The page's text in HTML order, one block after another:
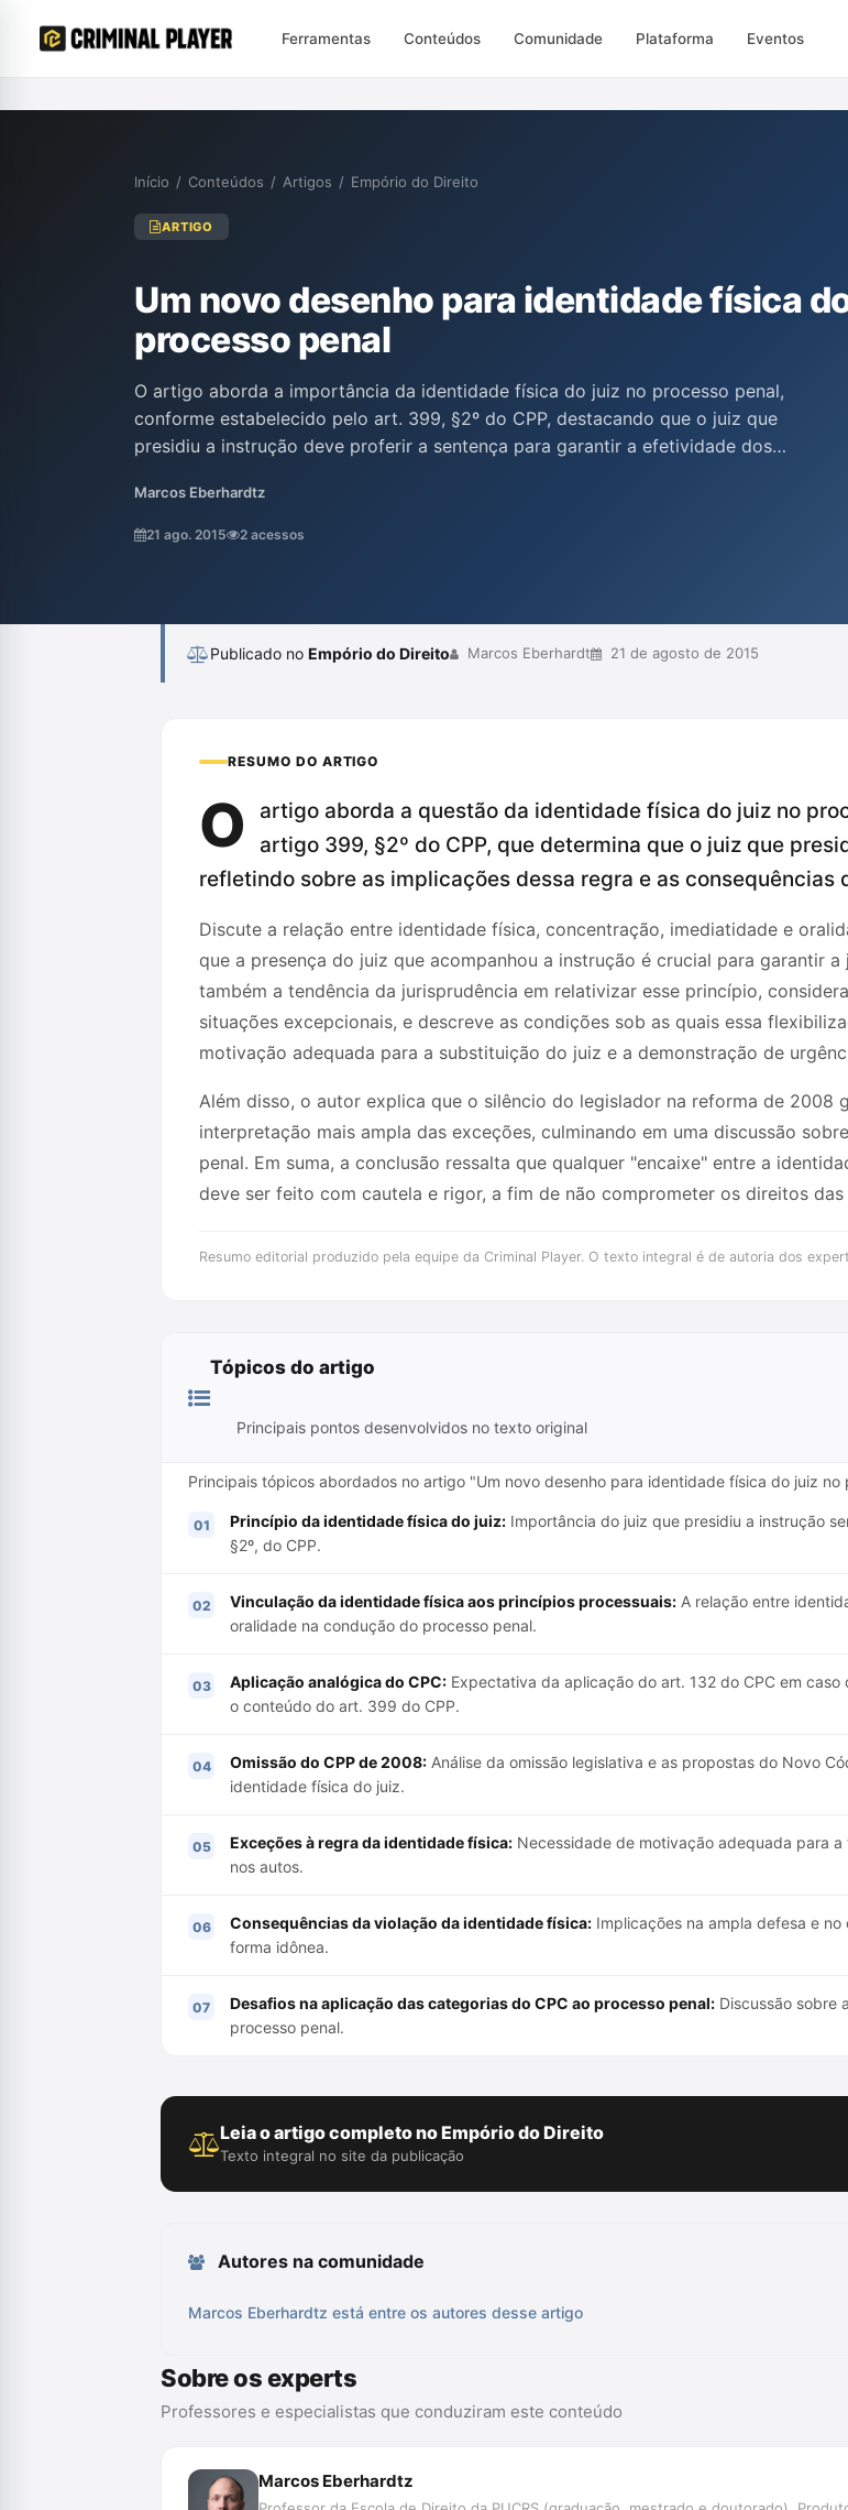
Ferramentas Conteúdos Comunidade Plataforma Eventos
Início / Conteúdos / Artigos / Empório do Direito
ARTIGO
Um novo desenho para identidade física
processo penal
O artigo aborda a importância da identidade física do juiz no processo penal,
conforme estabelecido pelo art. 399, §2º do CPP, destacando que o juiz que
presidiu a instrução deve proferir a sentença para garantir a efetividade dos
relativização desse princípio pelas jurisprudências, que exigem a
demonstração de prejuízo, e a necessidade de motivação nos casos de
Marcos Eberhardtz
21 ago. 2015 2 acessos
Publicado no Empório do Direito Marcos Eberhardt 21 de agosto de 2015
RESUMO DO ARTIGO
O
artigo aborda a questão da identidade física do juiz no
artigo 399, §2º do CPP, que determina que o juiz que
refletindo sobre as implicações dessa regra e as consequências
Discute a relação entre identidade física, concentração, imediatidade e
que a presença do juiz que acompanhou a instrução é crucial para garantir
também a tendência da jurisprudência em relativizar esse princípio,
situações excepcionais, e descreve as condições sob as quais essa
motivação adequada para a substituição do juiz e a demonstração de
Além disso, o autor explica que o silêncio do legislador na reforma de 2008
interpretação mais ampla das exceções, culminando em uma discussão
penal. Em suma, a conclusão ressalta que qualquer "encaixe" entre a
deve ser feito com cautela e rigor, a fim de não comprometer os direitos
Resumo editorial produzido pela equipe da Criminal Player. O texto integral é de autoria dos
Tópicos do artigo
Principais pontos desenvolvidos no texto original
Principais tópicos abordados no artigo "Um novo desenho para identidade física do juiz
Princípio da identidade física do juiz: Importância do juiz que presidiu a instrução
§2º, do CPP.
Vinculação da identidade física aos princípios processuais: A relação entre
oralidade na condução do processo penal.
Aplicação analógica do CPC: Expectativa da aplicação do art. 132 do CPC em
o conteúdo do art. 399 do CPP.
Omissão do CPP de 2008: Análise da omissão legislativa e as propostas do Novo
identidade física do juiz.
Exceções à regra da identidade física: Necessidade de motivação adequada para
nos autos.
Consequências da violação da identidade física: Implicações na ampla defesa e
forma idônea.
Desafios na aplicação das categorias do CPC ao processo penal: Discussão sobre
processo penal.
Leia o artigo completo no Empório do Direito
Texto integral no site da publicação
Autores na comunidade
Marcos Eberhardtz está entre os autores desse artigo
Sobre os experts
Professores e especialistas que conduziram este conteúdo
Marcos Eberhardtz